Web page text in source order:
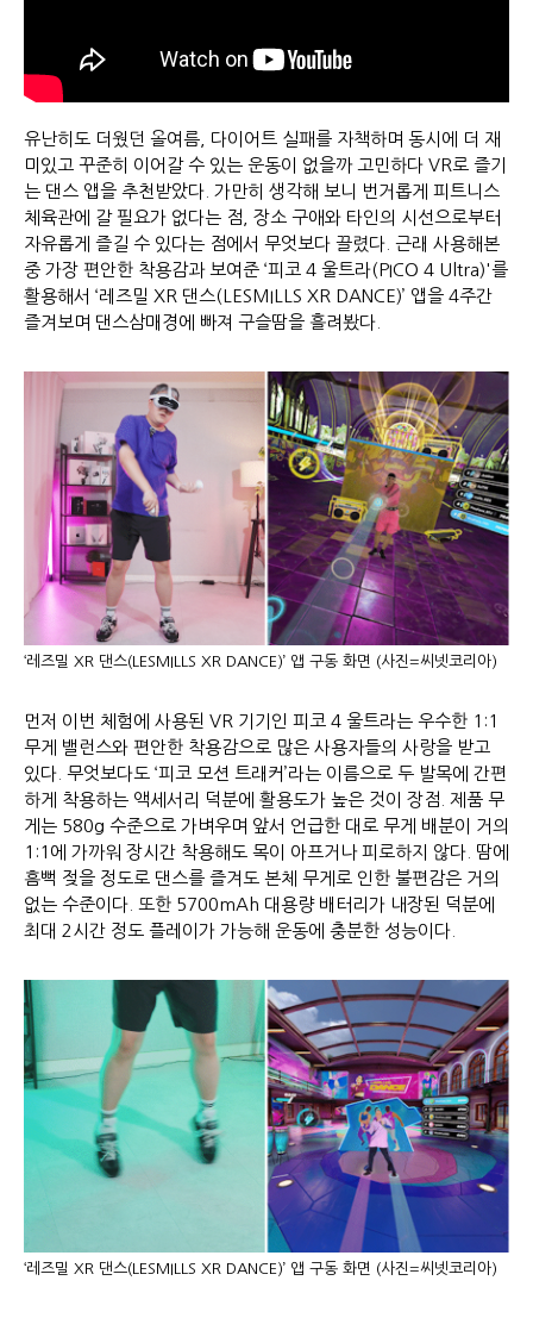
유난히도 더웠던 올여름, 다이어트 실패를 자책하며 동시에 더 재
미있고 꾸준히 이어갈 수 있는 운동이 없을까 고민하다 VR로 즐기
는 댄스 앱을 추천받았다. 가만히 생각해 보니 번거롭게 피트니스
체육관에 갈 필요가 없다는 점, 장소 구애와 타인의 시선으로부터
자유롭게 즐길 수 있다는 점에서 무엇보다 끌렸다. 근래 사용해본
중 가장 편안한 착용감과 보여준 ‘피코 4 울트라(PICO 4 Ultra)'를
활용해서 ‘레즈밀 XR 댄스(LESMILLS XR DANCE)’ 앱을 4주간
즐겨보며 댄스삼매경에 빠져 구슬땀을 흘려봤다.
‘레즈밀 XR 댄스(LESMILLS XR DANCE)’ 앱 구동 화면 (사진=씨넷코리아)
먼저 이번 체험에 사용된 VR 기기인 피코 4 울트라는 우수한 1:1
무게 밸런스와 편안한 착용감으로 많은 사용자들의 사랑을 받고
있다. 무엇보다도 ‘피코 모션 트래커’라는 이름으로 두 발목에 간편
하게 착용하는 액세서리 덕분에 활용도가 높은 것이 장점. 제품 무
게는 580g 수준으로 가벼우며 앞서 언급한 대로 무게 배분이 거의
1:1에 가까워 장시간 착용해도 목이 아프거나 피로하지 않다. 땀에
흠뻑 젖을 정도로 댄스를 즐겨도 본체 무게로 인한 불편감은 거의
없는 수준이다. 또한 5700mAh 대용량 배터리가 내장된 덕분에
최대 2시간 정도 플레이가 가능해 운동에 충분한 성능이다.
‘레즈밀 XR 댄스(LESMILLS XR DANCE)’ 앱 구동 화면 (사진=씨넷코리아)